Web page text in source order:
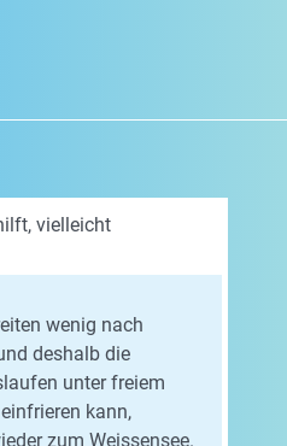
vielleicht
wenig nach
deshalb die
unter freiem
kann,
zum Weissensee.